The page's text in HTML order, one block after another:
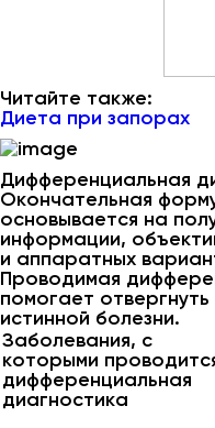
Читайте также:
Диета при запорах
Дифференциальная
Окончательная
основывается на
информации,
и аппаратных
Проводимая
помогает
истинной болезни.
Заболевания, с
которыми
дифференциальная
диагностика